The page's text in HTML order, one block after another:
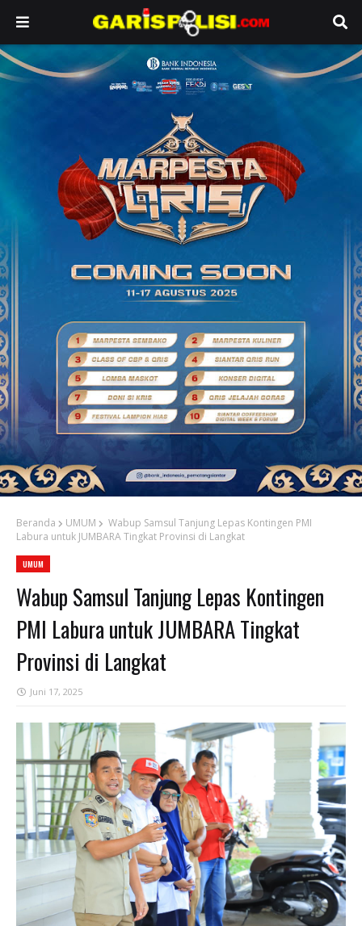
Beranda UMUM
Wabup Samsul Tanjung Lepas Kontingen PMI
Labura untuk JUMBARA Tingkat Provinsi di Langkat
UMUM
Wabup Samsul Tanjung Lepas Kontingen
PMI Labura untuk JUMBARA Tingkat
Provinsi di Langkat
Juni 17, 2025